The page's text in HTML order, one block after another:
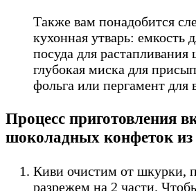
Также вам понадобится
кухонная утварь: емкость
посуда для растапливания
глубокая миска для
фольга или пергамент для
Процесс приготовления
шоколадных конфеток из
Киви очистим от шкурки,
разрежем на 2 части.